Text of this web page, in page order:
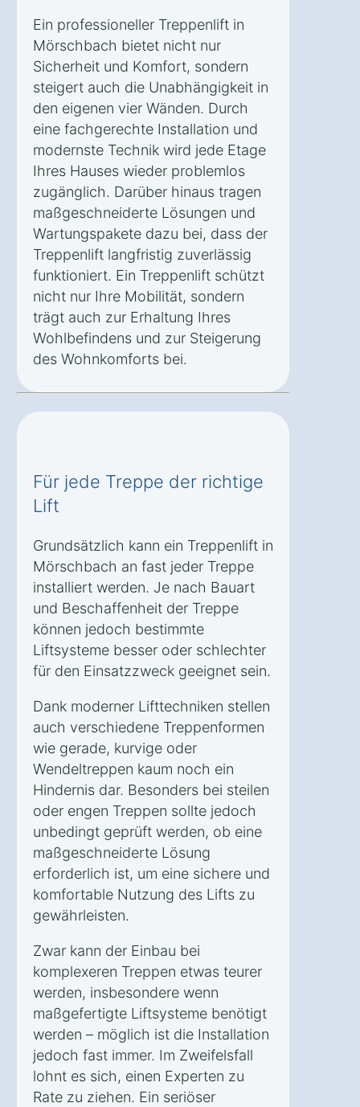
Ein professioneller Treppenlift in
Mörschbach bietet nicht nur
Sicherheit und Komfort, sondern
steigert auch die Unabhängigkeit in
den eigenen vier Wänden. Durch
eine fachgerechte Installation und
modernste Technik wird jede Etage
Ihres Hauses wieder problemlos
zugänglich. Darüber hinaus tragen
maßgeschneiderte Lösungen und
Wartungspakete dazu bei, dass der
Treppenlift langfristig zuverlässig
funktioniert. Ein Treppenlift schützt
nicht nur Ihre Mobilität, sondern
trägt auch zur Erhaltung Ihres
Wohlbefindens und zur Steigerung
des Wohnkomforts bei.
Für jede Treppe der richtige
Lift
Grundsätzlich kann ein Treppenlift in
Mörschbach an fast jeder Treppe
installiert werden. Je nach Bauart
und Beschaffenheit der Treppe
können jedoch bestimmte
Liftsysteme besser oder schlechter
für den Einsatzzweck geeignet sein.
Dank moderner Lifttechniken stellen
auch verschiedene Treppenformen
wie gerade, kurvige oder
Wendeltreppen kaum noch ein
Hindernis dar. Besonders bei steilen
oder engen Treppen sollte jedoch
unbedingt geprüft werden, ob eine
maßgeschneiderte Lösung
erforderlich ist, um eine sichere und
komfortable Nutzung des Lifts zu
gewährleisten.
Zwar kann der Einbau bei
komplexeren Treppen etwas teurer
werden, insbesondere wenn
maßgefertigte Liftsysteme benötigt
werden – möglich ist die Installation
jedoch fast immer. Im Zweifelsfall
lohnt es sich, einen Experten zu
Rate zu ziehen. Ein seriöser